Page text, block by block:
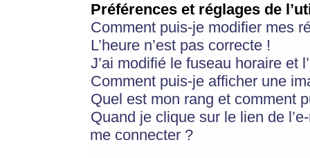
Préférences et réglages de
Comment puis-je modifier mes
L’heure n’est pas correcte !
J’ai modifié le fuseau horaire et
Comment puis-je afficher une
Quel est mon rang et comment
Quand je clique sur le lien de
me connecter ?